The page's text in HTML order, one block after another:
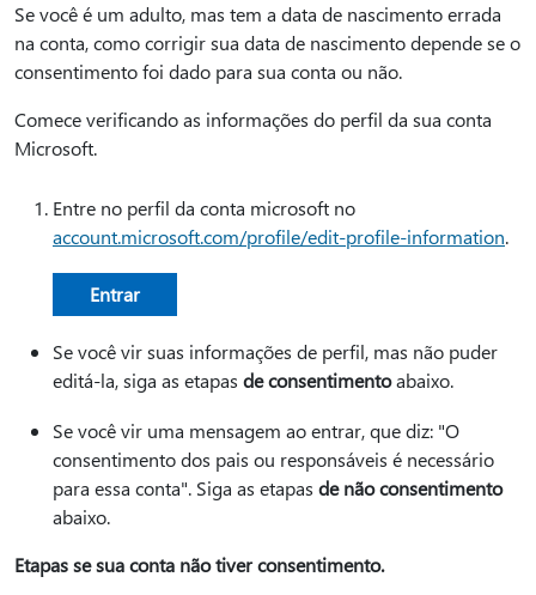
Se você é um adulto, mas tem a data de nascimento errada
na conta, como corrigir sua data de nascimento depende se o
consentimento foi dado para sua conta ou não.
Comece verificando as informações do perfil da sua conta
Microsoft.
Entre no perfil da conta microsoft no
account.microsoft.com/profile/edit-profile-information.
Entrar
Se você vir suas informações de perfil, mas não puder
editá-la, siga as etapas de consentimentoabaixo.
Se você vir uma mensagem ao entrar, que diz: "O
consentimento dos pais ou responsáveis é necessário
para essa conta". Siga as etapas de não consentimento
abaixo.
Etapas se sua conta não tiver consentimento.